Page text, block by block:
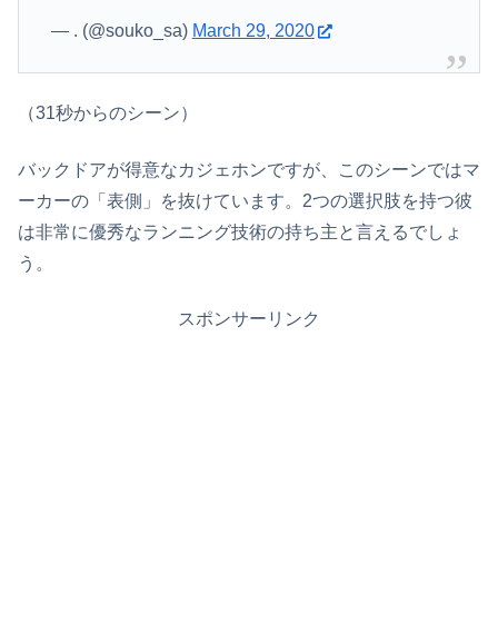
— . (@souko_sa) March 29, 2020
（31秒からのシーン）
バックドアが得意なカジェホンですが、このシーンではマ
ーカーの「表側」を抜けています。2つの選択肢を持つ彼
は非常に優秀なランニング技術の持ち主と言えるでしょ
う。
スポンサーリンク